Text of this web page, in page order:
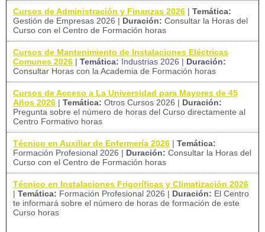
Cursos de Administración y Finanzas 2026 | Temática:
Gestión de Empresas 2026 | Duración: Consultar la Horas del
Curso con el Centro de Formación horas
Cursos de Mantenimiento de Instalaciones Eléctricas
Comunes 2026 | Temática: Industrias 2026 | Duración:
Consultar Horas con la Academia de Formación horas
Cursos de Acceso a La Universidad para Mayores de 45
Años 2026 | Temática: Otros Cursos 2026 | Duración:
Pregunta sobre el número de horas del Curso directamente al
Centro Formativo horas
Técnico en Auxiliar de Enfermería 2026 | Temática:
Formación Profesional 2026 | Duración: Consultar la Horas del
Curso con el Centro de Formación horas
Técnico en Instalaciones Frigoríficas y Climatización 2026
| Temática: Formación Profesional 2026 | Duración: El Centro
te informará sobre el número de horas de formación de este
Curso horas